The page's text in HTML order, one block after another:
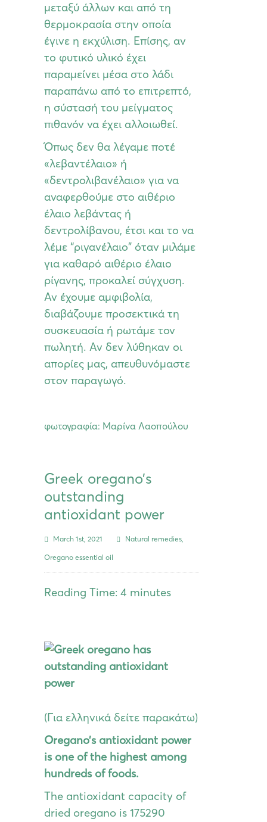
μεταξύ άλλων και από τη
θερμοκρασία στην οποία
έγινε η εκχύλιση. Επίσης, αν
το φυτικό υλικό έχει
παραμείνει μέσα στο λάδι
παραπάνω από το επιτρεπτό,
η σύστασή του μείγματος
πιθανόν να έχει αλλοιωθεί.
Όπως δεν θα λέγαμε ποτέ
«λεβαντέλαιο» ή
«δεντρολιβανέλαιο» για να
αναφερθούμε στο αιθέριο
έλαιο λεβάντας ή
δεντρολίβανου, έτσι και το να
λέμε “ριγανέλαιο” όταν μιλάμε
για καθαρό αιθέριο έλαιο
ρίγανης, προκαλεί σύγχυση.
Αν έχουμε αμφιβολία,
διαβάζουμε προσεκτικά τη
συσκευασία ή ρωτάμε τον
πωλητή. Αν δεν λύθηκαν οι
απορίες μας, απευθυνόμαστε
στον παραγωγό.
φωτογραφία: Μαρίνα Λαοπούλου
Greek oregano’s
outstanding
antioxidant power
March 1st, 2021 Natural remedies,
Oregano essential oil
Reading Time: 4 minutes
(Για ελληνικά δείτε παρακάτω)
Oregano’s antioxidant power
is one of the highest among
hundreds of foods.
The antioxidant capacity of
dried oregano is 175290